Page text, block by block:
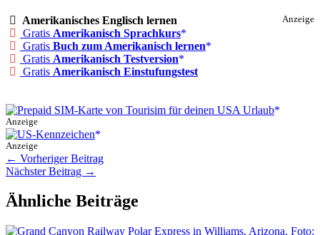
Anzeige
Amerikanisches Englisch lernen
Gratis Amerikanisch Sprachkurs
Gratis Buch zum Amerikanisch lernen
Gratis Amerikanisch Testversion
Gratis Amerikanisch Einstufungstest
Anzeige
Anzeige
← Vorheriger Beitrag
Nächster Beitrag →
Ähnliche Beiträge